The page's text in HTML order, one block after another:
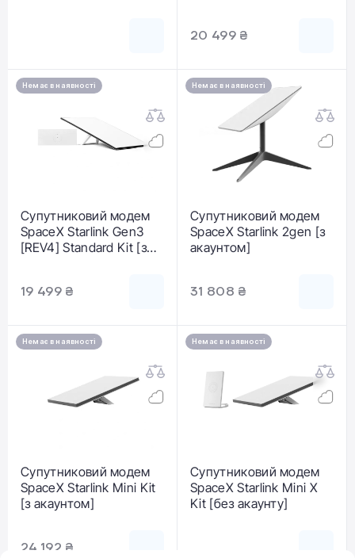
20 499 ₴
Немає в наявності
Супутниковий модем
SpaceX Starlink Gen3
[REV4] Standard Kit [з
19 499 ₴
Немає в наявності
Супутниковий модем
SpaceX Starlink 2gen [з
акаунтом]
31 808 ₴
Немає в наявності
Супутниковий модем
SpaceX Starlink Mini Kit
[з акаунтом]
24 192 ₴
Немає в наявності
Супутниковий модем
SpaceX Starlink Mini X
Kit [без акаунту]